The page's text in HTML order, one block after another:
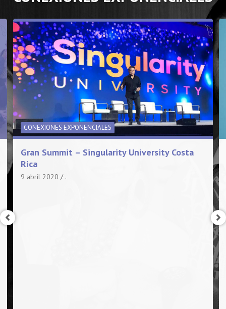
CONEXIONES EXPONENCIALES
Gran Summit – Singularity University Costa
Rica
9 abril 2020 .